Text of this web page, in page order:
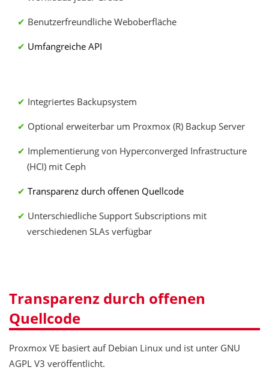
Benutzerfreundliche Weboberfläche
Umfangreiche API
Integriertes Backupsystem
Optional erweiterbar um Proxmox (R) Backup Server
Implementierung von Hyperconverged Infrastructure
(HCI) mit Ceph
Transparenz durch offenen Quellcode
Unterschiedliche Support Subscriptions mit
verschiedenen SLAs verfügbar
Transparenz durch offenen
Quellcode
Proxmox VE basiert auf Debian Linux und ist unter GNU
AGPL V3 veröffentlicht.